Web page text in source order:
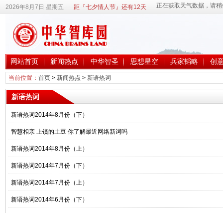
2026年8月7日 星期五 距『七夕情人节』还有12天
网站首页 新闻热点 中华智圣 思想星空 兵家韬略 创
当前位置： 首页> 新闻热点 > 新语热词
新语热词
新语热词2014年8月份（下）
智慧相亲 上镜的土豆 你了解最近网络新词吗
新语热词2014年8月份（上）
新语热词2014年7月份（下）
新语热词2014年7月份（上）
新语热词2014年6月份（下）